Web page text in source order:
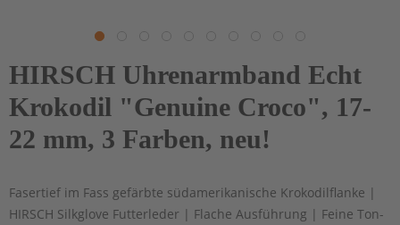
HIRSCH Uhrenarmband Echt
Krokodil "Genuine Croco", 17-
22 mm, 3 Farben, neu!
Fasertief im Fass gefärbte südamerikanische Krokodilflanke |
HIRSCH Silkglove Futterleder | Flache Ausführung | Feine Ton-